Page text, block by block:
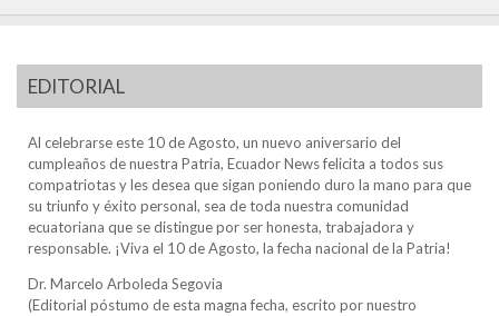
EDITORIAL
Al celebrarse este 10 de Agosto, un nuevo aniversario del
cumpleaños de nuestra Patria, Ecuador News felicita a todos sus
compatriotas y les desea que sigan poniendo duro la mano para que
su triunfo y éxito personal, sea de toda nuestra comunidad
ecuatoriana que se distingue por ser honesta, trabajadora y
responsable. ¡Viva el 10 de Agosto, la fecha nacional de la Patria!
Dr. Marcelo Arboleda Segovia
(Editorial póstumo de esta magna fecha, escrito por nuestro